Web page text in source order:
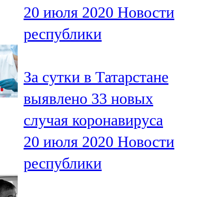
20 июля 2020 Новости
республики
За сутки в Татарстане
выявлено 33 новых
случая коронавируса
20 июля 2020 Новости
республики